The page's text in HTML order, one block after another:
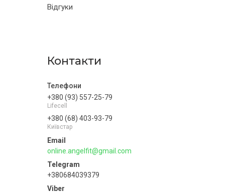
Відгуки
Контакти
+380 (93) 557-25-79
Lifecell
+380 (68) 403-93-79
Київстар
online.angelfit@gmail.com
+380684039379